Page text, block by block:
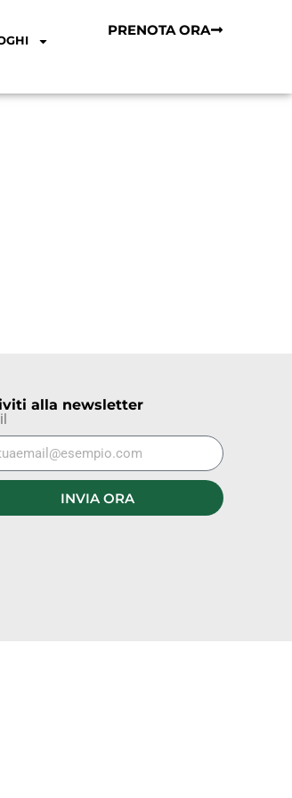
PRENOTA ORA
alla newsletter
INVIA ORA